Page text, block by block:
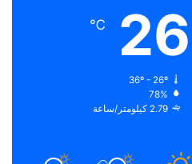
26
℃
36º - 26º
78%
2.79 كيلومتر/ساعة